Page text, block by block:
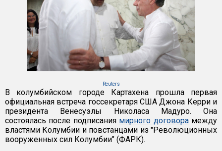
Reuters
В колумбийском городе Картахена прошла первая
официальная встреча госсекретаря США Джона Керри и
президента Венесуэлы Николаса Мадуро. Она
состоялась после подписания мирного договорамежду
властями Колумбии и повстанцами из "Революционных
вооруженных сил Колумбии" (ФАРК).